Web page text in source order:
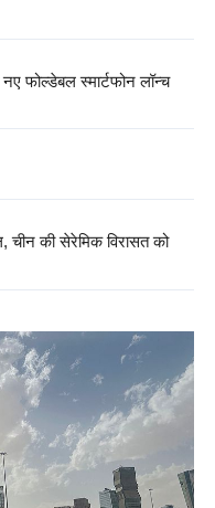
फोल्डेबल स्मार्टफोन लॉन्च
चीन की सेरेमिक विरासत को